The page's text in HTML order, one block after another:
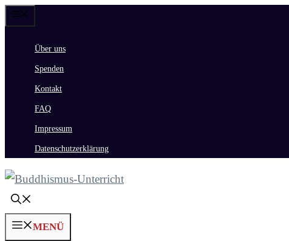
Zum
springenÜber uns
Spenden
Kontakt
FAQ
Impressum
Datenschutzerklärung
MENÜ